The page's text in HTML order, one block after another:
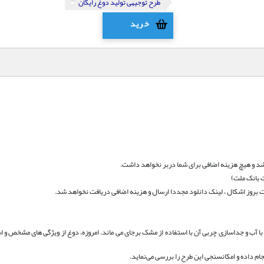
خرید
و هیچ هزینه اضافی برای شما دربر نخواهد داشت.
بانک ملت)
اشکال ، لینک دانلود مجددا ارسال و هزینه اضافی دریافت نخواهد شد.
و جداسازی چربی آن با استفاده از مشک برجای می ماند. امروزه، دوغ از ویژگی های مشخص و
داده و امکانسنجی این طرح را بررسی می‌نماید.